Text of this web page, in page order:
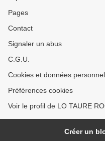
Pages
Contact
Signaler un abus
C.G.U.
Cookies et données
Préférences cookies
Voir le profil de LO TAURE
Créer un